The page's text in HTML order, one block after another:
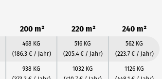
200 m² 220 m² 240 m²
468 KG
(186.3 € / Jahr)
516 KG
(205.4 € / Jahr)
562 KG
(223.7 € / Jahr)
938 KG
1032 KG
1126 KG